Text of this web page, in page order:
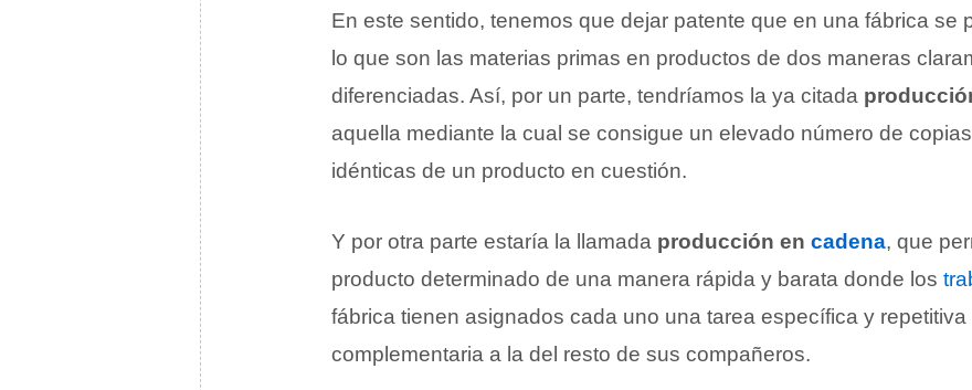
En este sentido, tenemos que dejar patente que en una fábrica se
lo que son las materias primas en productos de dos maneras
diferenciadas. Así, por un parte, tendríamos la ya citada
aquella mediante la cual se consigue un elevado número de
idénticas de un producto en cuestión.
Y por otra parte estaría la llamada producción en cadena, que
producto determinado de una manera rápida y barata donde los
fábrica tienen asignados cada uno una tarea específica y repetitiva
complementaria a la del resto de sus compañeros.